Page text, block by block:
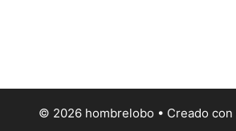
© 2026 hombrelobo • Creado con